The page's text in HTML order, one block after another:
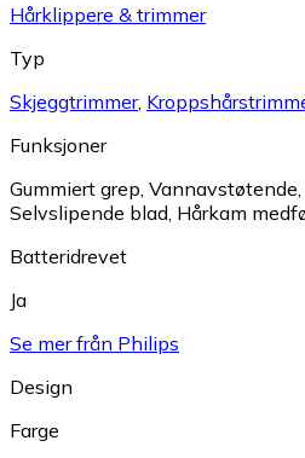
Hårklippere & trimmer
Typ
Skjeggtrimmer,
Funksjoner
Gummiert grep Vannavstøtende
Selvslipende blad Hårkam
Batteridrevet
Ja
Se mer från Philips
Design
Farge